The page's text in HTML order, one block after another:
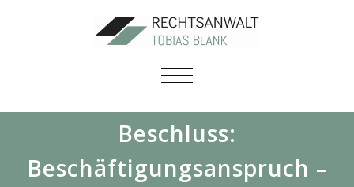
SCHALTE
Beschluss:
Beschäftigungsanspruch –